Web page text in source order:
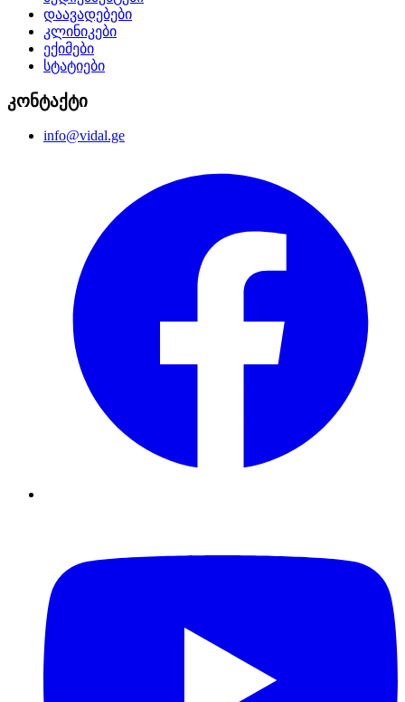
დაავადებები
კლინიკები
ექიმები
სტატიები
კონტაქტი
info@vidal.ge